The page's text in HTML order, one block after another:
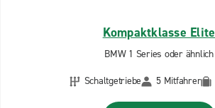
Kompaktklasse Elite
BMW 1 Series oder ähnlich
Schaltgetriebe
5 Mitfahrer